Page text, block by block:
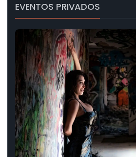
EVENTOS PRIVADOS